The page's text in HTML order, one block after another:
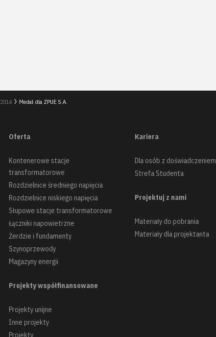
2014 Medal dla ZPUE S.A.
Oferta
Kontenerowe stacje
transformatorowe
Rozdzielnice średniego napięcia
Rozdzielnice niskiego napięcia
Słupowe stacje transformatorowe
Łączniki napowietrzne
Żerdzie i fundamenty
Szynoprzewody
Magazyny energii
Projekty współfinansowane
Projekty unijne
Inne projekty
Projekty
Kariera
Dla osób z doświadczeniem
Strefa Studenta
Projektuj z nami
Materiały do pobrania
Materiały dla projektanta